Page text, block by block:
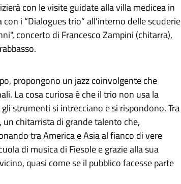
con le visite guidate alla villa medicea in
i “Dialogues trio” all'interno delle scuderie
concerto di Francesco Zampini (chitarra),
propongono un jazz coinvolgente che
La cosa curiosa è che il trio non usa la
strumenti si intrecciano e si rispondono. Tra
chitarrista di grande talento che,
tra America e Asia al fianco di vere
di musica di Fiesole e grazie alla sua
quasi come se il pubblico facesse parte